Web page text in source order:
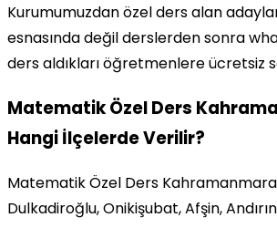
Kurumumuzdan özel ders alan
esnasında değil derslerden sonra
ders aldıkları öğretmenlere ücretsiz
Matematik Özel Ders
Hangi İlçelerde Verilir?
Matematik Özel Ders
Dulkadiroğlu, Onikişubat, Afşin,